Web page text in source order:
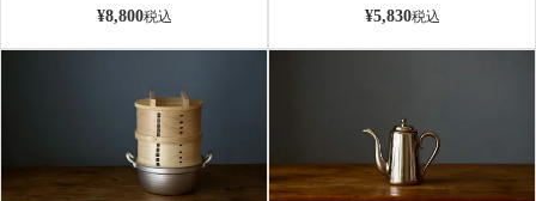
¥8,800税込
¥5,830税込